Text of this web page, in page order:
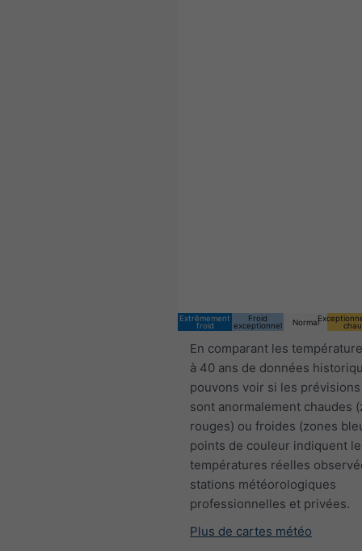
Extrêmement
froid
Froid
exceptionnel
Normal
En comparant les
à 40 ans de données
pouvons voir si les
sont anormalement chaudes
rouges) ou froides (zones
points de couleur indiquent
températures réelles
stations météorologiques
professionnelles et privées.
Plus de cartes météo